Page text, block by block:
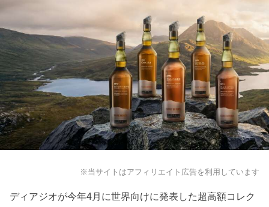
※当サイトはアフィリエイト広告を利用しています
ディアジオが今年4月に世界向けに発表した超高額コレク